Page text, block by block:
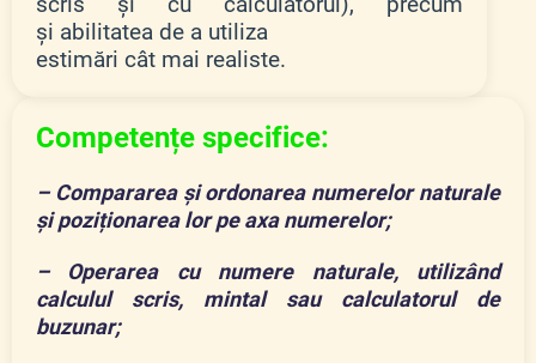
și abilitatea de a utiliza
estimări cât mai realiste.
Competențe specifice:
– Compararea și ordonarea numerelor naturale
și poziționarea lor pe axa numerelor;
– Operarea cu numere naturale, utilizând
calculul scris, mintal sau calculatorul de
buzunar;